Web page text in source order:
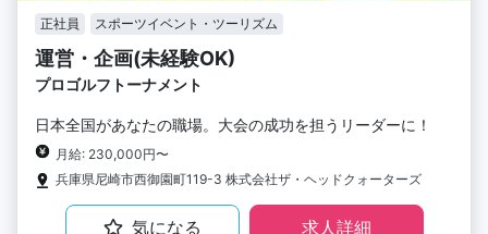
正社員 スポーツイベント・ツーリズム
運営・企画(未経験OK)
プロゴルフトーナメント
日本全国があなたの職場。大会の成功を担うリーダーに！
月給: 230,000円〜
兵庫県尼崎市西御園町119-3 株式会社ザ・ヘッドクォーターズ
気になる 求人詳細